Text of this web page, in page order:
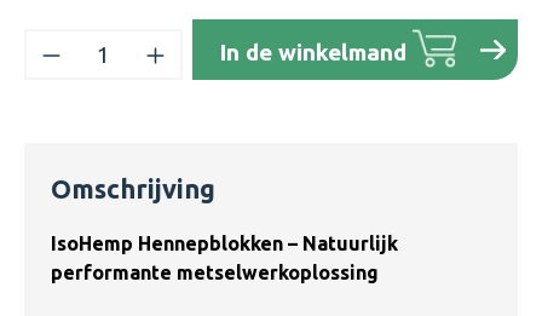
Producthoeveelheid: Voer de
In de winkelmand
Omschrijving
IsoHemp Hennepblokken – Natuurlijk
performante metselwerkoplossing